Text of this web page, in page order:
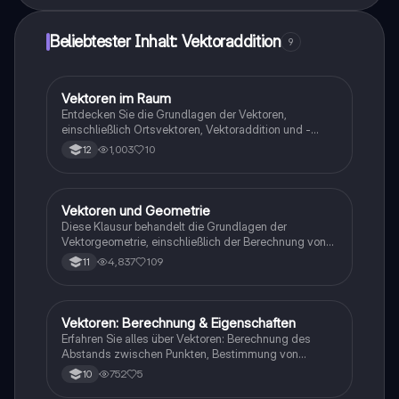
Beliebtester Inhalt: Vektoraddition 9
Mathe
Vektoren im Raum
Entdecken Sie die Grundlagen der Vektoren,
einschließlich Ortsvektoren, Vektoraddition und -
subtraktion in 2D und 3D. Diese Zusammenfassung
bietet eine klare Erklärung der Vektoroperationen und
im Koordinatensystem effektiv verwendet.
12 1,003 10
Mathe
Vektoren und Geometrie
Diese Klausur behandelt die Grundlagen der
Vektorgeometrie, einschließlich der Berechnung von
Abständen, der Orthogonalität von Vektoren und der
Eigenschaften von Quadern und Würfeln. Ideal für
auch einen Teil mit Taschenrechner. Punkte: 15.
11 4,837 109
Mathe
Vektoren: Berechnung & Eigenschaften
Erfahren Sie alles über Vektoren: Berechnung des
Abstands zwischen Punkten, Bestimmung von
Vektoren im 3D-Koordinatensystem, sowie Addition
und Multiplikation von Vektoren mit anschaulichen
10 752 5